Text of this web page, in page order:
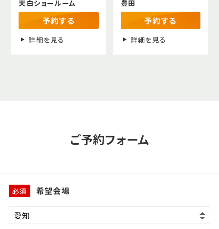
天白ショールーム
予約する
詳細を見る
豊田
予約する
詳細を見る
ご予約フォーム
必須 希望会場